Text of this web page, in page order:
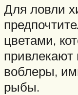
Для ловли
цветами,
привлекают
воблеры,
рыбы.